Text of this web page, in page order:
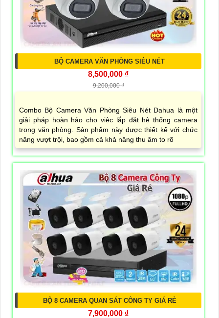
BỘ CAMERA VĂN PHÒNG SIÊU NÉT
8,500,000 ₫
9,200,000 ₫
Combo Bộ Camera Văn Phòng Siêu Nét Dahua là một
giải pháp hoàn hảo cho việc lắp đặt hệ thống camera
trong văn phòng. Sản phẩm này được thiết kế với chức
năng vượt trội, bao gồm cả khả năng thu âm to rõ
BỘ 8 CAMERA QUAN SÁT CÔNG TY GIÁ RẺ
7,900,000 ₫